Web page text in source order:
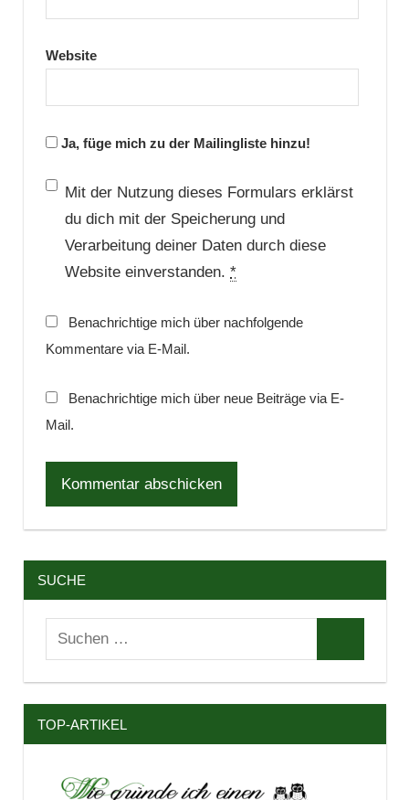
Website
Ja, füge mich zu der Mailingliste hinzu!
Mit der Nutzung dieses Formulars erklärst
du dich mit der Speicherung und
Verarbeitung deiner Daten durch diese
Website einverstanden. *
Benachrichtige mich über nachfolgende
Kommentare via E-Mail.
Benachrichtige mich über neue Beiträge via E-
Mail.
SUCHE
Suchen
TOP-ARTIKEL